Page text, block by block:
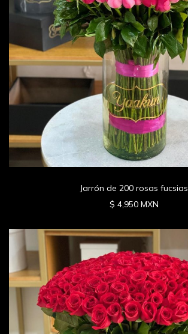
Jarrón de 200 rosas fucsias
$ 4,950 MXN